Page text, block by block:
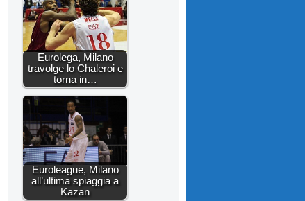
Eurolega, Milano
travolge lo Chaleroi e
torna in…
Euroleague, Milano
all’ultima spiaggia a
Kazan